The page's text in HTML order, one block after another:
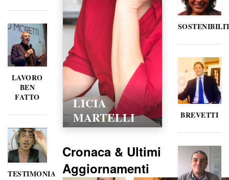
LAVORO
BEN
FATTO
TESTIMONIANZE
LICIA
MARTELLI
Cronaca & Ultimi
Aggiornamenti
BREVETTI